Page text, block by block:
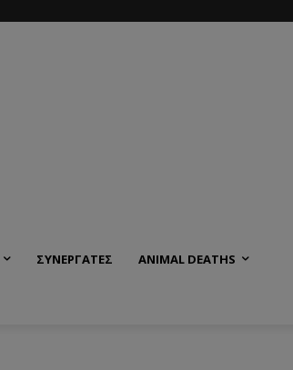
ΣΥΝΕΡΓΑΤΕΣ ANIMAL DEATHS